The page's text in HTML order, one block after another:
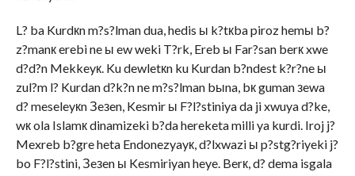
L? ba Kurdкn m?s?lman dua, hedis ы k?tкba piroz hemы b?
z?manк erebi ne ы ew weki T?rk, Ereb ы Far?san berк xwe
d?d?n Mekkeyк. Ku dewletкn ku Kurdan b?ndest k?r?ne ы
zul?m l? Kurdan d?k?n ne m?s?lman bыna, bк guman зewa
d? meseleyкn Зeзen, Kesmir ы F?l?stiniya da ji xwuya d?ke,
wк ola Islamк dinamizeki b?da hereketa milli ya kurdi. Iroj j?
Mexreb b?gre heta Endonezyayк, d?lxwazi ы p?stg?riyeki j?
bo F?l?stini, Зeзen ы Kesmiriyan heye. Berк, d? dema isgala